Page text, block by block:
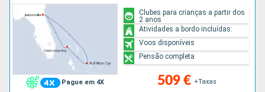
Pague em 4X 509 € +Taxas
Clubes para crianças a partir dos
2 anos
Atividades a bordo incluídas:
Voos disponíveis
Pensão completa